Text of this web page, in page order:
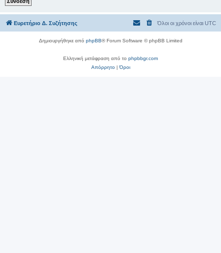
Ευρετήριο Δ. Συζήτησης Όλοι οι χρόνοι είναι UTC
Δημιουργήθηκε από phpBB® Forum Software © phpBB Limited
Ελληνική μετάφραση από το phpbbgr.com
Απόρρητο|Όροι